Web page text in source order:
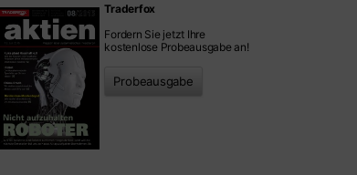
Traderfox
Fordern Sie jetzt Ihre
kostenlose Probeausgabe an!
Probeausgabe